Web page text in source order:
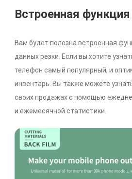
Встроенная
Вам будет полезна встроенная
данных резки. Если вы хотите
телефон самый популярный, и
инвентарь. Вы также можете
своих продажах с помощью
и ежемесячной статистики.